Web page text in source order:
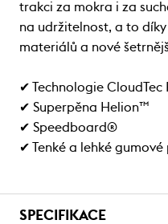
trakci za mokra i za
na udržitelnost, a to
materiálů a nové
✔ Technologie CloudTec
✔ Superpěna Helion™
✔ Speedboard®
✔ Tenké a lehké
SPECIFIKACE